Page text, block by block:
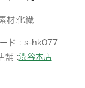
材:化繊
ド : s-hk077
舗 :渋谷本店